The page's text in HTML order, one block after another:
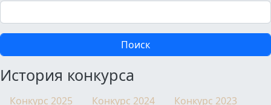
Поиск
История конкурса
Конкурс 2025 Конкурс 2024
Конкурс 2023